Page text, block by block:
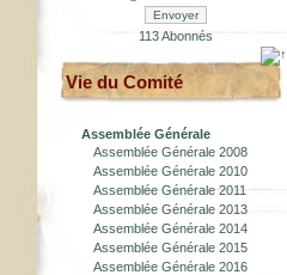
Envoyer
113 Abonnés
Vie du Comité
Assemblée Générale
Assemblée Générale 2008
Assemblée Générale 2010
Assemblée Générale 2011
Assemblée Générale 2013
Assemblée Générale 2014
Assemblée Générale 2015
Assemblée Générale 2016